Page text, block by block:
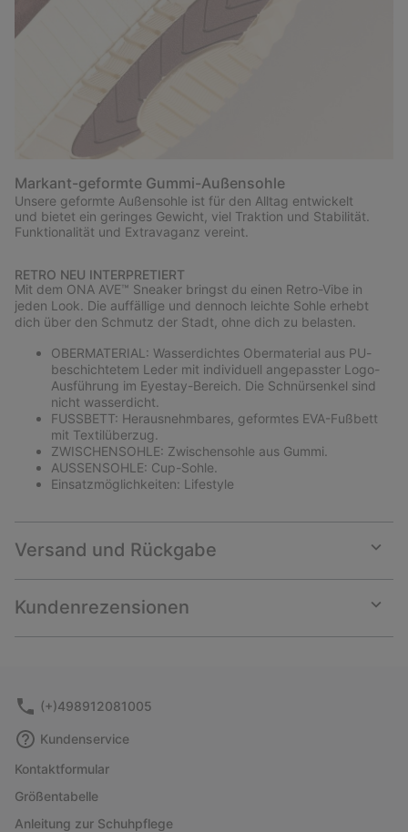
Markant-geformte Gummi-Außensohle
Unsere geformte Außensohle ist für den Alltag entwickelt
und bietet ein geringes Gewicht, viel Traktion und Stabilität.
Funktionalität und Extravaganz vereint.
RETRO NEU INTERPRETIERT
Mit dem ONA AVE™ Sneaker bringst du einen Retro-Vibe in
jeden Look. Die auffällige und dennoch leichte Sohle erhebt
dich über den Schmutz der Stadt, ohne dich zu belasten.
OBERMATERIAL: Wasserdichtes Obermaterial aus PU-
beschichtetem Leder mit individuell angepasster Logo-
Ausführung im Eyestay-Bereich. Die Schnürsenkel sind
nicht wasserdicht.
FUSSBETT: Herausnehmbares, geformtes EVA-Fußbett
mit Textilüberzug.
ZWISCHENSOHLE: Zwischensohle aus Gummi.
AUSSENSOHLE: Cup-Sohle.
Einsatzmöglichkeiten: Lifestyle
Versand und Rückgabe
or
Kundenrezensionen
or
(+)498912081005
Kundenservice
Kontaktformular
Größentabelle
Anleitung zur Schuhpflege